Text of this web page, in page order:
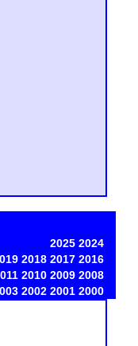
2025 2024
2018 2017 2016
2010 2009 2008
2002 2001 2000